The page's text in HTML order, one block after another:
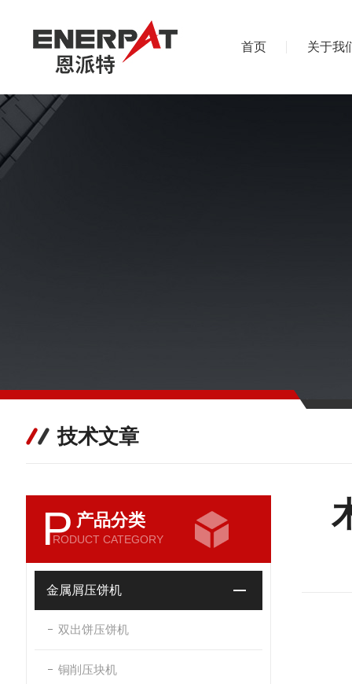
首页 关于我
技术文章
P 产品分类
RODUCT CATEGORY
金属屑压饼机
双出饼压饼机
铜削压块机